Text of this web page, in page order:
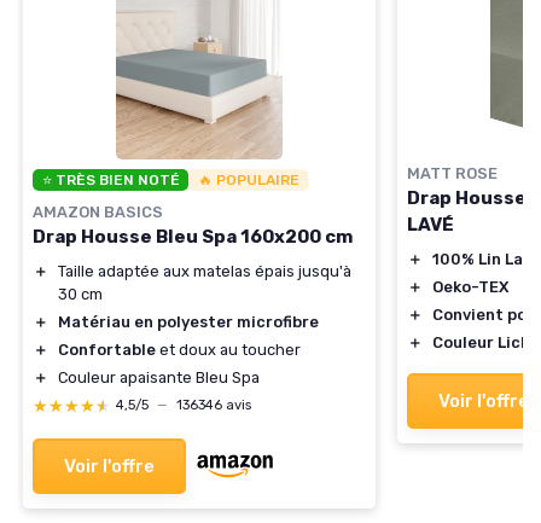
⭐ TRÈS BIEN NOTÉ 🔥 POPULAIRE
AMAZON BASICS
Drap Housse Bleu Spa 160x200 cm
＋
Taille adaptée aux matelas épais jusqu'à
30 cm
＋
Matériau en polyester microfibre
＋
Confortable et doux au toucher
＋
Couleur apaisante Bleu Spa
★★★★★
★★★★★ 4,5/5 — 136346 avis
Voir l'offre
MATT ROSE
Drap Housse
LAVÉ
＋
100% Lin Lavé
＋
Oeko-TEX
＋
Convient
＋
Couleur
Voir l'offre